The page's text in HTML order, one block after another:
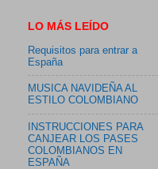
LO MÁS LEÍDO
Requisitos para entrar a
España
MUSICA NAVIDEÑA AL
ESTILO COLOMBIANO
INSTRUCCIONES PARA
CANJEAR LOS PASES
COLOMBIANOS EN
ESPAÑA